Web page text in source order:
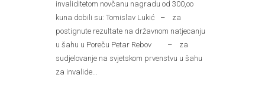
invaliditetom novčanu nagradu od 300,oo
kuna dobili su: Tomislav Lukić – za
postignute rezultate na državnom natjecanju
u šahu u Poreču Petar Rebov – za
sudjelovanje na svjetskom prvenstvu u šahu
za invalide...